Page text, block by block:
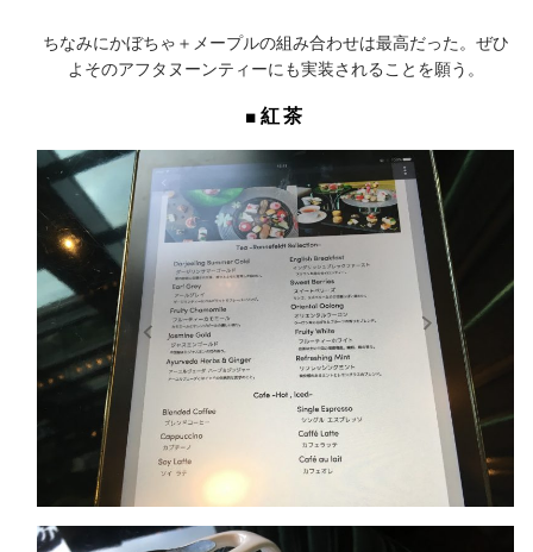
ちなみにかぼちゃ＋メープルの組み合わせは最高だった。ぜひ
よそのアフタヌーンティーにも実装されることを願う。
■紅茶